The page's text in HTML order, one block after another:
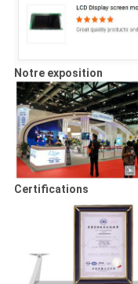
Notre exposition
Certifications